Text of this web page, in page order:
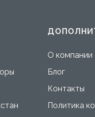
О компании
Блог
Контакты
Политика